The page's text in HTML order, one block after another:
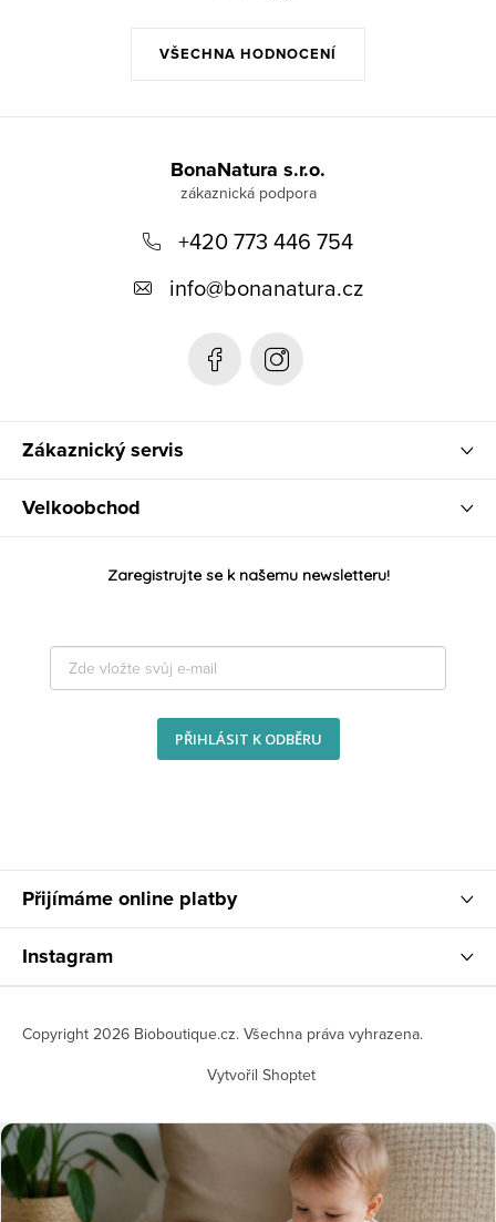
VŠECHNA HODNOCENÍ
Zákaznický servis
Velkoobchod
BonaNatura s.r.o.
+420 773 446 754
info@bonanatura.cz
Zaregistrujte se k našemu newsletteru!
PŘIHLÁSIT K ODBĚRU
Přijímáme online platby
Instagram
Vytvořil Shoptet
Copyright 2026 Bioboutique.cz. Všechna práva vyhrazena.